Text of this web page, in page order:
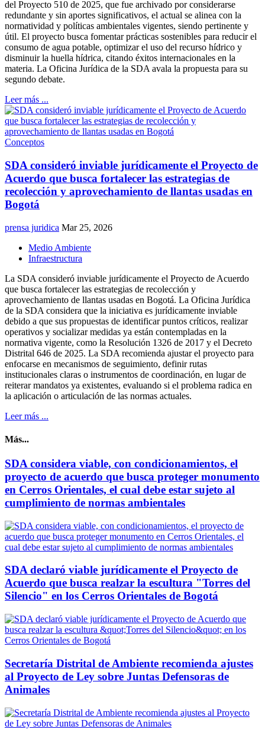
del Proyecto 510 de 2025, que fue archivado por considerarse
redundante y sin aportes significativos, el actual se alinea con la
normatividad y políticas ambientales vigentes, siendo pertinente y
útil. El proyecto busca fomentar prácticas sostenibles para reducir el
consumo de agua potable, optimizar el uso del recurso hídrico y
disminuir la huella hídrica, citando éxitos internacionales en la
materia. La Oficina Jurídica de la SDA avala la propuesta para su
segundo debate.
Leer más ...
Conceptos
SDA consideró inviable jurídicamente el Proyecto de
Acuerdo que busca fortalecer las estrategias de
recolección y aprovechamiento de llantas usadas en
Bogotá
prensa juridica Mar 25, 2026
Medio Ambiente
Infraestructura
La SDA consideró inviable jurídicamente el Proyecto de Acuerdo
que busca fortalecer las estrategias de recolección y
aprovechamiento de llantas usadas en Bogotá. La Oficina Jurídica
de la SDA considera que la iniciativa es jurídicamente inviable
debido a que sus propuestas de identificar puntos críticos, realizar
operativos y socializar medidas ya están contempladas en la
normativa vigente, como la Resolución 1326 de 2017 y el Decreto
Distrital 646 de 2025. La SDA recomienda ajustar el proyecto para
enfocarse en mecanismos de seguimiento, definir rutas
institucionales claras o instrumentos de coordinación, en lugar de
reiterar mandatos ya existentes, evaluando si el problema radica en
la aplicación o articulación de las normas actuales.
Leer más ...
Más...
SDA considera viable, con condicionamientos, el
proyecto de acuerdo que busca proteger monumento
en Cerros Orientales, el cual debe estar sujeto al
cumplimiento de normas ambientales
SDA declaró viable jurídicamente el Proyecto de
Acuerdo que busca realzar la escultura "Torres del
Silencio" en los Cerros Orientales de Bogotá
Secretaría Distrital de Ambiente recomienda ajustes
al Proyecto de Ley sobre Juntas Defensoras de
Animales